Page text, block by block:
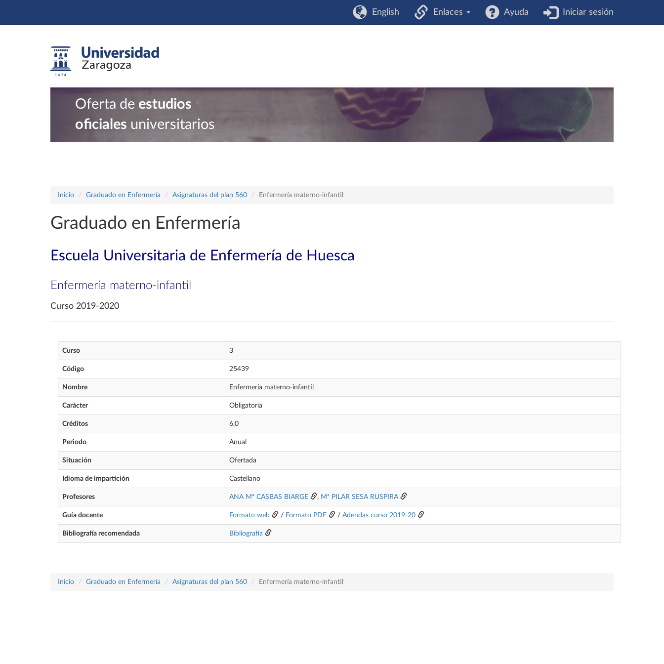
English Enlaces Ayuda Iniciar sesión
Oferta de estudios
oficiales universitarios
Inicio Graduado en Enfermería Asignaturas del plan 560 Enfermería materno-infantil
Graduado en Enfermería
Escuela Universitaria de Enfermería de Huesca
Enfermería materno-infantil
Curso 2019-2020
Curso 3
Código 25439
Nombre Enfermería materno-infantil
Carácter Obligatoria
Créditos 6,0
Periodo Anual
Situación Ofertada
Idioma de impartición Castellano
Profesores ANA Mª CASBAS BIARGE , Mª PILAR SESA RUSPIRA
Guía docente Formato web / Formato PDF / Adendas curso 2019-20
Bibliografía recomendada Bibliografía
Inicio Graduado en Enfermería Asignaturas del plan 560 Enfermería materno-infantil